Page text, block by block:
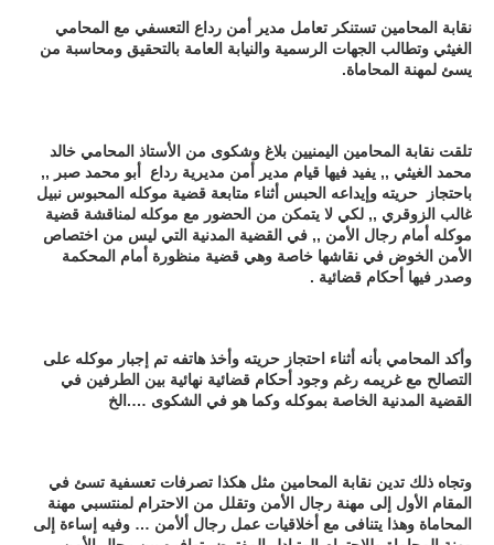
نقابة المحامين تستنكر تعامل مدير أمن رداع التعسفي مع المحامي
الغيثي وتطالب الجهات الرسمية والنيابة العامة بالتحقيق ومحاسبة من
يسئ لمهنة المحاماة.
تلقت نقابة المحامين اليمنيين بلاغ وشكوى من الأستاذ المحامي خالد
محمد الغيثي ,, يفيد فيها قيام مدير أمن مديرية رداع أبو محمد صبر ,,
باحتجاز حريته وإيداعه الحبس أثناء متابعة قضية موكله المحبوس نبيل
غالب الزوقري ,, لكي لا يتمكن من الحضور مع موكله لمناقشة قضية
موكله أمام رجال الأمن ,, في القضية المدنية التي ليس من اختصاص
الأمن الخوض في نقاشها خاصة وهي قضية منظورة أمام المحكمة
وصدر فيها أحكام قضائية .
وأكد المحامي بأنه أثناء احتجاز حريته وأخذ هاتفه تم إجبار موكله على
التصالح مع غريمه رغم وجود أحكام قضائية نهائية بين الطرفين في
القضية المدنية الخاصة بموكله وكما هو في الشكوى ….الخ
وتجاه ذلك تدين نقابة المحامين مثل هكذا تصرفات تعسفية تسئ في
المقام الأول إلى مهنة رجال الأمن وتقلل من الاحترام لمنتسبي مهنة
المحاماة وهذا يتنافى مع أخلاقيات عمل رجال ألأمن … وفيه إساءة إلى